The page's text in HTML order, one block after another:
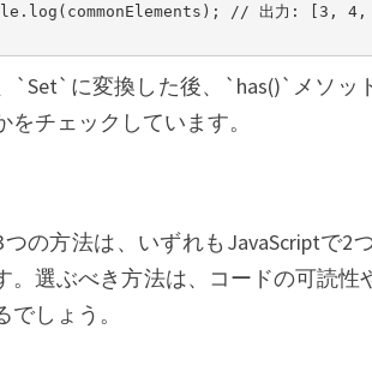
// 出力: [3, 4,
`Set`に変換した後、`has()`メソ
チェックしています。
の方法は、いずれもJavaScriptで2
。選ぶべき方法は、コードの可読
しょう。